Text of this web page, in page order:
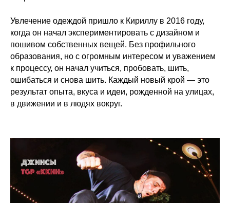
Увлечение одеждой пришло к Кириллу в 2016 году,
когда он начал экспериментировать с дизайном и
пошивом собственных вещей. Без профильного
образования, но с огромным интересом и уважением
к процессу, он начал учиться, пробовать, шить,
ошибаться и снова шить. Каждый новый крой — это
результат опыта, вкуса и идеи, рожденной на улицах,
в движении и в людях вокруг.